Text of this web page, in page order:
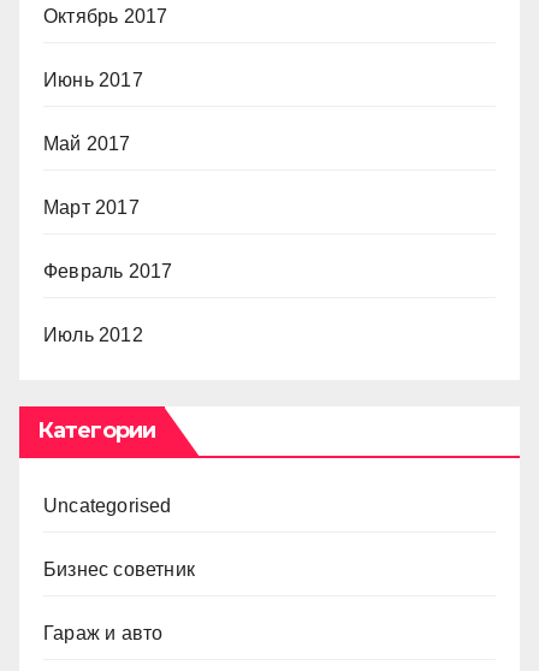
Октябрь 2017
Июнь 2017
Май 2017
Март 2017
Февраль 2017
Июль 2012
Категории
Uncategorised
Бизнес советник
Гараж и авто